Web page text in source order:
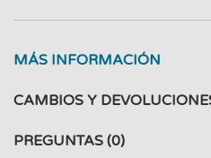
MÁS INFORMACIÓN
CAMBIOS Y
PREGUNTAS (0)